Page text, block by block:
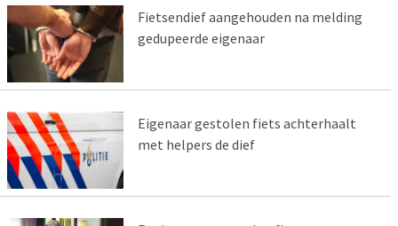
Fietsendief aangehouden na melding
gedupeerde eigenaar
Eigenaar gestolen fiets achterhaalt
met helpers de dief